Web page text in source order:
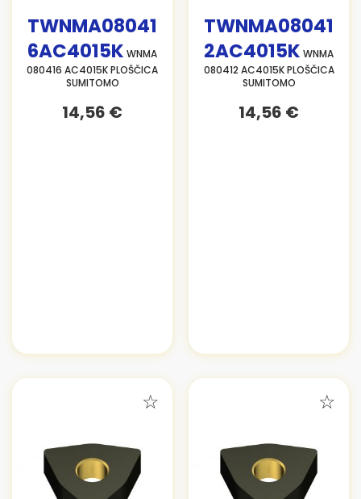
TWNMA08041
6AC4015K WNMA
080416 AC4015K PLOŠČICA
SUMITOMO
14,56 €
TWNMA08041
2AC4015K WNMA
080412 AC4015K PLOŠČICA
SUMITOMO
14,56 €